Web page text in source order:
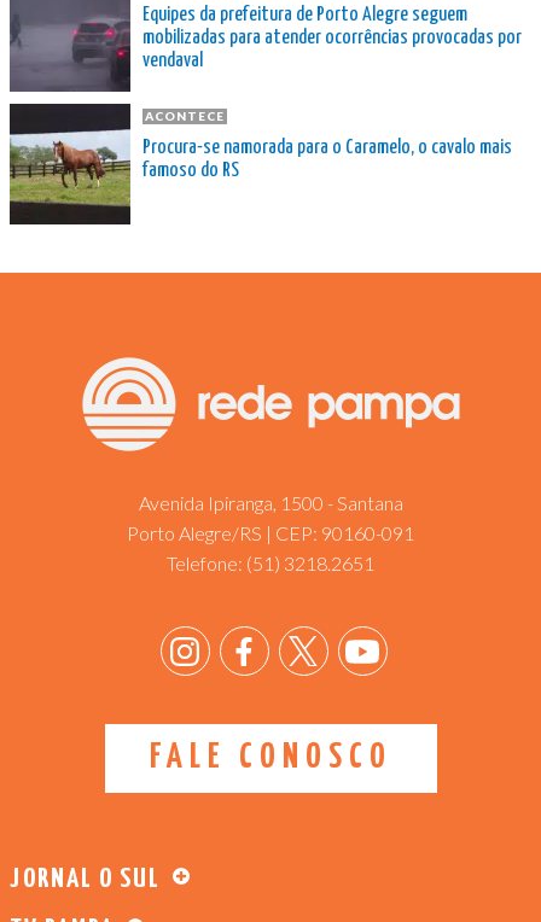
Equipes da prefeitura de Porto Alegre seguem
mobilizadas para atender ocorrências provocadas por
vendaval
ACONTECE
Procura-se namorada para o Caramelo, o cavalo mais
famoso do RS
Avenida Ipiranga, 1500 - Santana
Porto Alegre/RS | CEP: 90160-091
Telefone: (51) 3218.2651
FALE CONOSCO
JORNAL O SUL